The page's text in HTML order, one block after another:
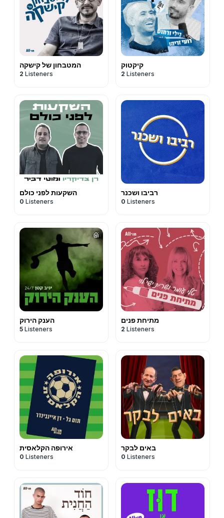
המטבחון של קישקה
2 Listeners
קיקטוק
2 Listeners
השקעות לפני כולם
0 Listeners
רביבו ושכנר
0 Listeners
הענק הירוק
5 Listeners
מתיחת פנים
2 Listeners
אירופה הקלאסית
0 Listeners
באים לבקר
0 Listeners